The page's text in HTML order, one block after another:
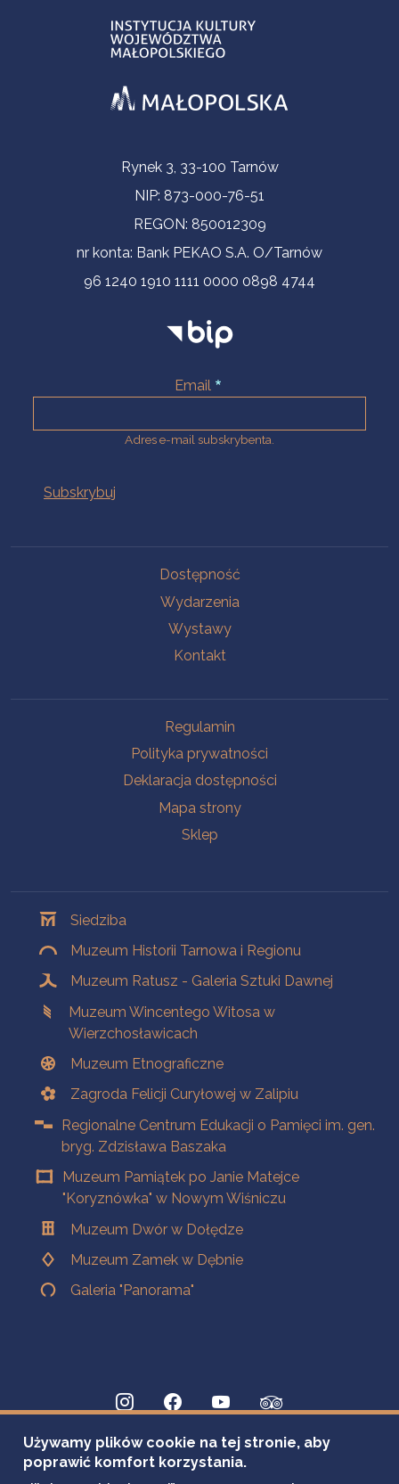
Informacje kontaktoweRynek 3, 33-100 Tarnów
NIP: 873-000-76-51
REGON: 850012309
nr konta: Bank PEKAO S.A. O/Tarnów
96 1240 1910 1111 0000 0898 4744
Email
Adres e-mail subskrybenta.
Dostępność
Wydarzenia
Wystawy
Kontakt
Regulamin
Polityka prywatności
Deklaracja dostępności
Mapa strony
Sklep
Siedziba
Muzeum Historii Tarnowa i Regionu
Muzeum Ratusz - Galeria Sztuki Dawnej
Muzeum Wincentego Witosa w
Wierzchosławicach
Muzeum Etnograficzne
Zagroda Felicji Curyłowej w Zalipiu
Regionalne Centrum Edukacji o Pamięci im. gen.
bryg. Zdzisława Baszaka
Muzeum Pamiątek po Janie Matejce
"Koryznówka" w Nowym Wiśniczu
Muzeum Dwór w Dołędze
Muzeum Zamek w Dębnie
Galeria "Panorama"
Używamy plików cookie na tej stronie, aby
poprawić komfort korzystania.